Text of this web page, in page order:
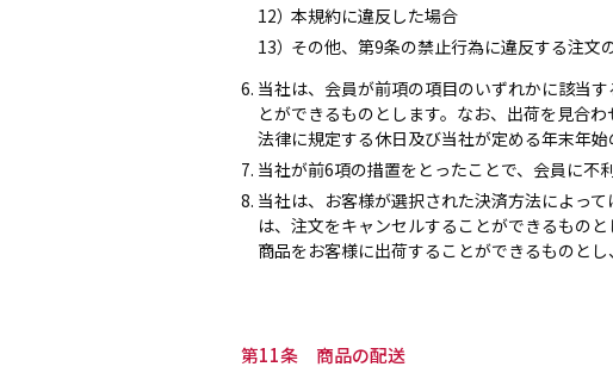
12）本規約に違反した場合
13）その他、第9条の禁止行為に違反する注文
6. 当社は、会員が前項の項目のいずれかに該当
とができるものとします。なお、出荷を見合
法律に規定する休日及び当社が定める年末年
7. 当社が前6項の措置をとったことで、会員に不
8. 当社は、お客様が選択された決済方法によっ
は、注文をキャンセルすることができるもの
商品をお客様に出荷することができるものと
第11条 商品の配送